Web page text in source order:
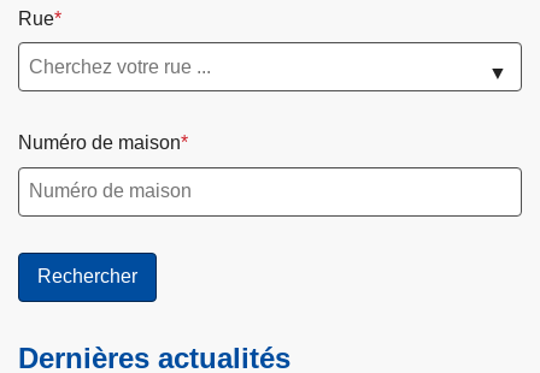
Rue
▼
Numéro de maison
Dernières actualités